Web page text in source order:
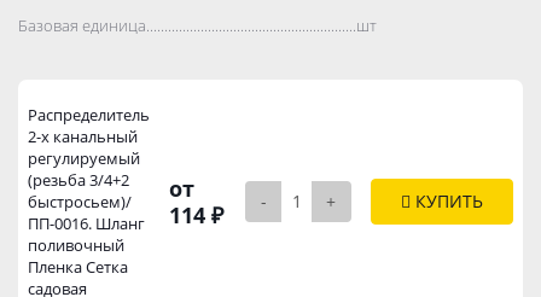
Базовая единица..................................................................................
шт
Распределитель
2-х канальный
регулируемый
(резьба 3/4+2
быстросьем)/
ПП-0016. Шланг
поливочный
Пленка Сетка
садовая
от
114 ₽
- + КУПИТЬ